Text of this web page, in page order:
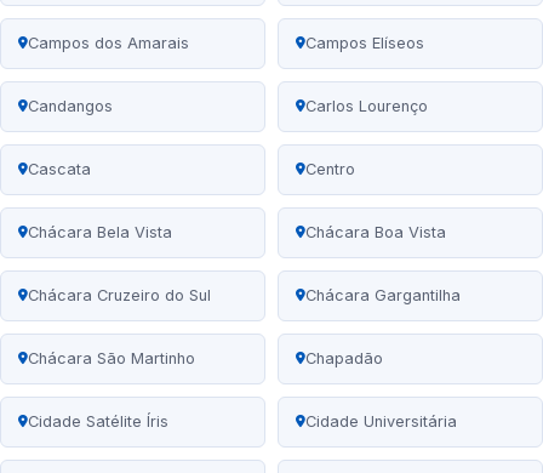
Campos dos Amarais Campos Elíseos
Candangos Carlos Lourenço
Cascata Centro
Chácara Bela Vista Chácara Boa Vista
Chácara Cruzeiro do Sul Chácara Gargantilha
Chácara São Martinho Chapadão
Cidade Satélite Íris Cidade Universitária